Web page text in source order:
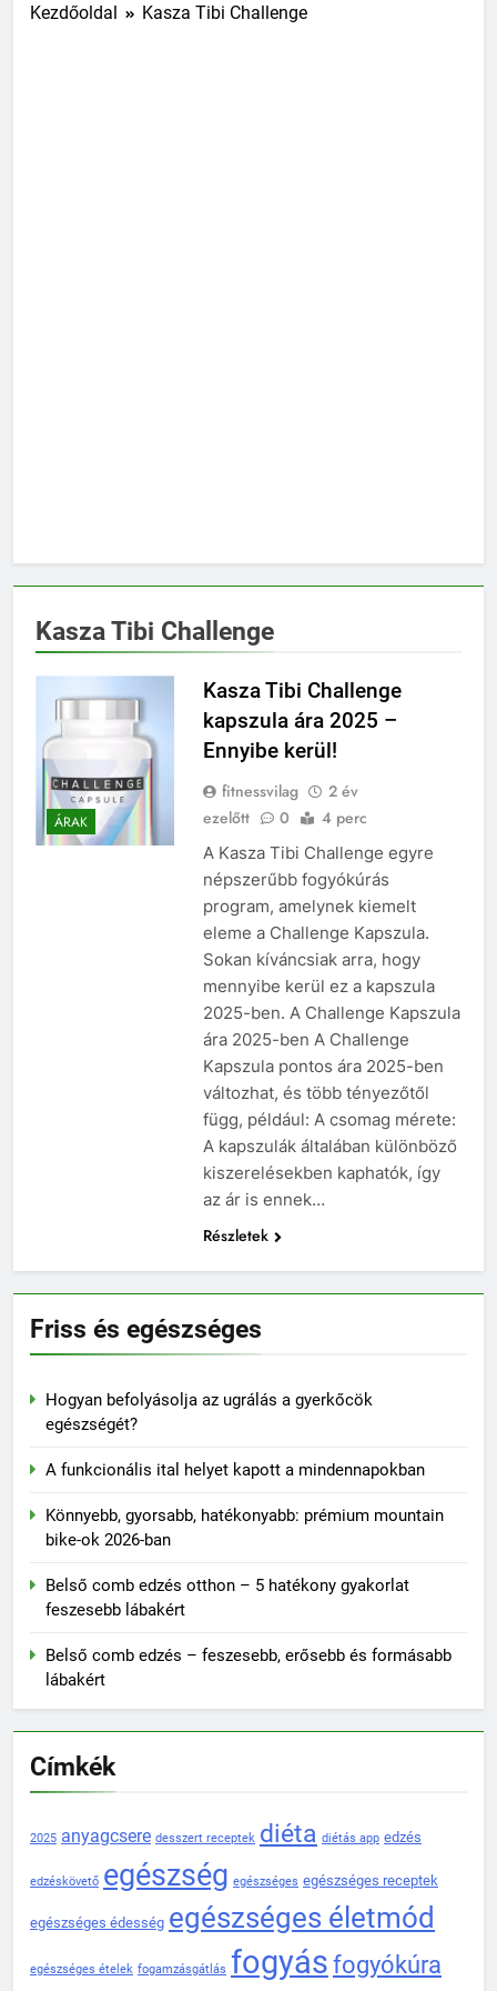
Kezdőoldal Kasza Tibi Challenge
Kasza Tibi Challenge
ÁRAK
Kasza Tibi Challenge
kapszula ára 2025 –
Ennyibe kerül!
fitnessvilag
2 év
ezelőtt
0 4 perc
A Kasza Tibi Challenge egyre
népszerűbb fogyókúrás
program, amelynek kiemelt
eleme a Challenge Kapszula.
Sokan kíváncsiak arra, hogy
mennyibe kerül ez a kapszula
2025-ben. A Challenge Kapszula
ára 2025-ben A Challenge
Kapszula pontos ára 2025-ben
változhat, és több tényezőtől
függ, például: A csomag mérete:
A kapszulák általában különböző
kiszerelésekben kaphatók, így
az ár is ennek…
Részletek
Friss és egészséges
Hogyan befolyásolja az ugrálás a gyerkőcök
egészségét?
A funkcionális ital helyet kapott a mindennapokban
Könnyebb, gyorsabb, hatékonyabb: prémium mountain
bike-ok 2026-ban
Belső comb edzés otthon – 5 hatékony gyakorlat
feszesebb lábakért
Belső comb edzés – feszesebb, erősebb és formásabb
lábakért
Címkék
2025 anyagcsere desszert receptek diéta diétás app edzés
edzéskövető egészség egészséges egészséges receptek
egészséges édesség egészséges életmód
egészséges ételek fogamzásgátlás fogyás fogyókúra